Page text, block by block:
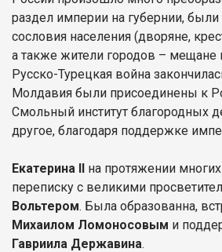
раздел империи на губернии,
сословия населения (дворяне,
а также жители городов – мещане
Русско-Турецкая война
Молдавия были присоединены к
Смольный институт благородных
другое, благодаря поддержке
Екатерина II на протяжении
переписку с великими
Вольтером. Была образованна,
Михаилом Ломоносовым и
Гавриила Державина.